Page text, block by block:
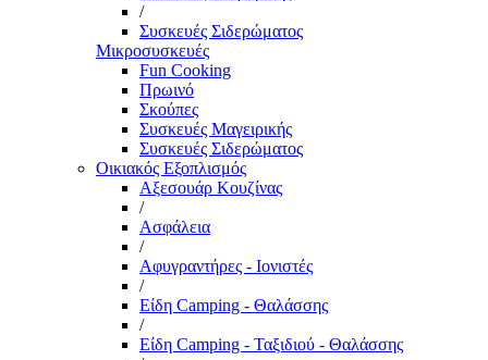
/
Συσκευές Σιδερώματος
Μικροσυσκευές
Fun Cooking
Πρωινό
Σκούπες
Συσκευές Μαγειρικής
Συσκευές Σιδερώματος
Οικιακός Εξοπλισμός
Αξεσουάρ Κουζίνας
/
Ασφάλεια
/
Αφυγραντήρες - Ιονιστές
/
Είδη Camping - Θαλάσσης
/
Είδη Camping - Ταξιδιού - Θαλάσσης